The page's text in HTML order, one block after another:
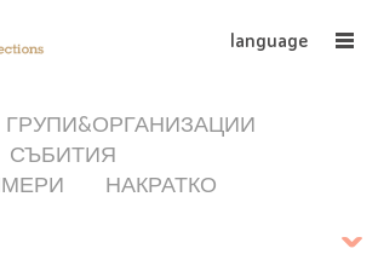
language
ГРУПИ&ОРГАНИЗАЦИИ
СЪБИТИЯ
НАКРАТКО